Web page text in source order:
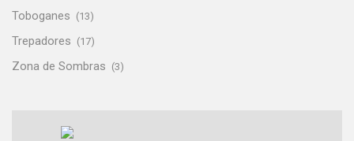
Toboganes (13)
Trepadores (17)
Zona de Sombras (3)